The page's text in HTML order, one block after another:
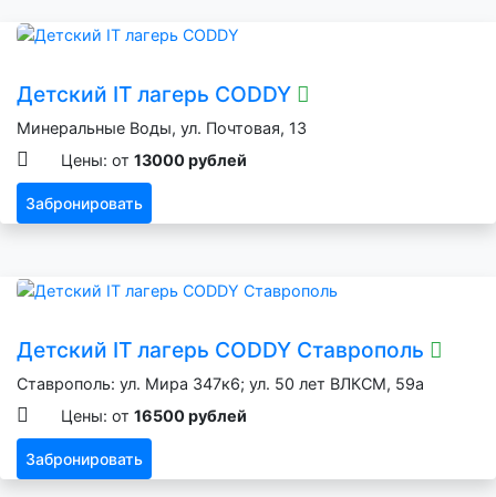
Детский IT лагерь CODDY
Минеральные Воды, ул. Почтовая, 13
Цены: от 13000 рублей
Забронировать
Детский IT лагерь CODDY Ставрополь
Ставрополь: ул. Мира 347к6; ул. 50 лет ВЛКСМ, 59а
Цены: от 16500 рублей
Забронировать